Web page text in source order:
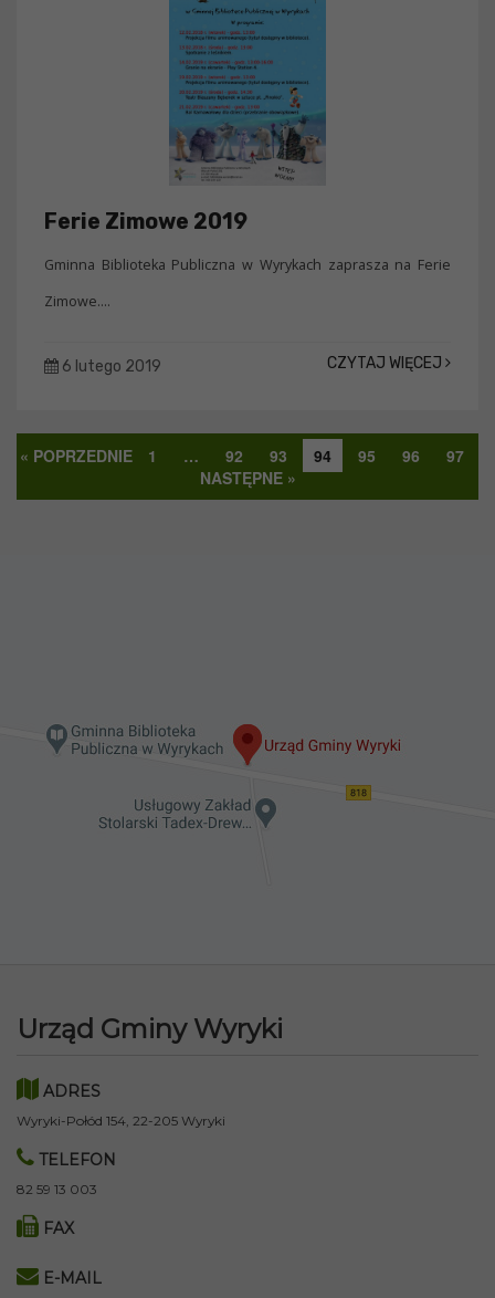
Ferie Zimowe 2019
Gminna Biblioteka Publiczna w Wyrykach zaprasza na Ferie
Zimowe....
6 lutego 2019 CZYTAJ WIĘCEJ
« POPRZEDNIE 1 … 92 93 94 95 96
97
NASTĘPNE »
Urząd Gminy Wyryki
ADRES
Wyryki-Połód 154, 22-205 Wyryki
TELEFON
82 59 13 003
FAX
E-MAIL